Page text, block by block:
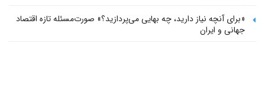
«برای آنچه نیاز دارید، چه بهایی می‌پردازید؟» صورت‌مسئله تازه اقتصاد
جهانی و ایران